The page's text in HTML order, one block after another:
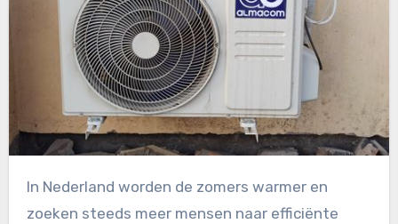
In Nederland worden de zomers warmer en
zoeken steeds meer mensen naar efficiënte